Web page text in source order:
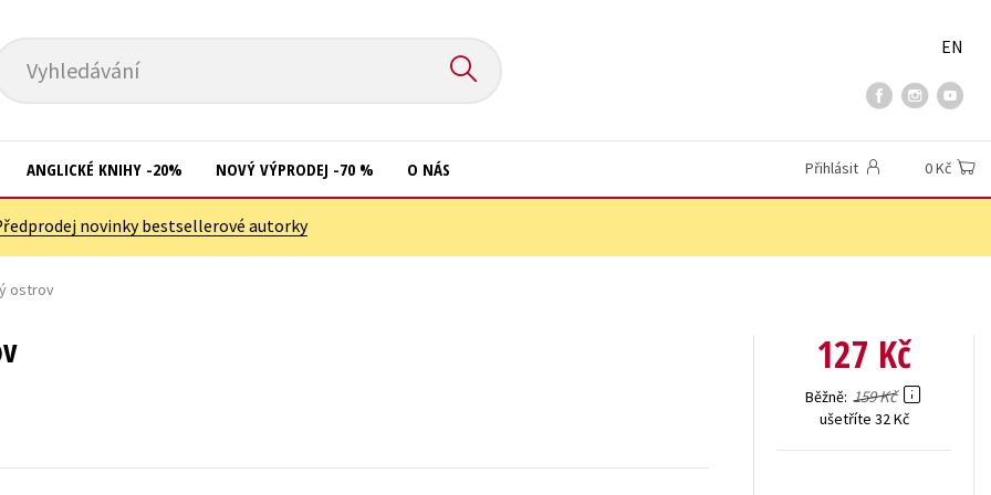
Vyhledávání
EN
ANGLICKÉ KNIHY -20% NOVÝ VÝPRODEJ -70 % O NÁS Přihlásit 0 Kč
novinky bestsellerové autorky
ostrov
127 Kč
Běžně 159 Kč
ušetříte 32 Kč